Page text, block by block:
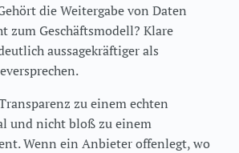
die Weitergabe von Daten
zum Geschäftsmodell? Klare
aussagekräftiger als
zu einem echten
und nicht bloß zu einem
Wenn ein Anbieter offenlegt, wo